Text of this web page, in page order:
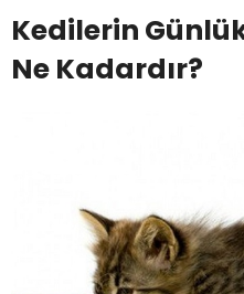
Kedilerin
Ne Kadardır?